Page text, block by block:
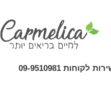
לקוחות 09-9510981